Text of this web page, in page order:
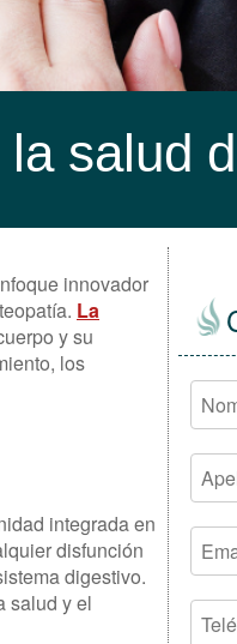
salud
innovador
La
y su
los
integrada en
disfunción
digestivo.
salud y el